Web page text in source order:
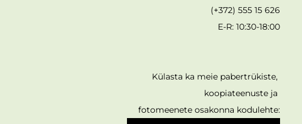
(+372) 555 15 626
E-R: 10:30-18:00
Külasta ka meie pabertrükiste,
koopiateenuste ja
fotomeenete osakonna kodulehte: